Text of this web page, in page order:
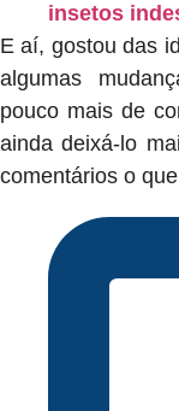
insetos
E aí, gostou das
algumas
pouco mais de
ainda deixá-lo
comentários o